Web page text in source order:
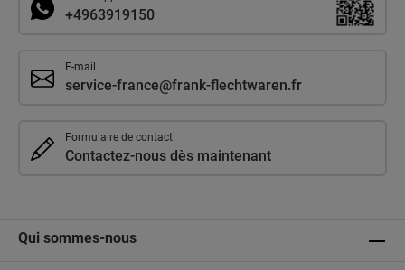
+4963919150
E-mail
service-france@frank-flechtwaren.fr
Formulaire de contact
Contactez-nous dès maintenant
Qui sommes-nous